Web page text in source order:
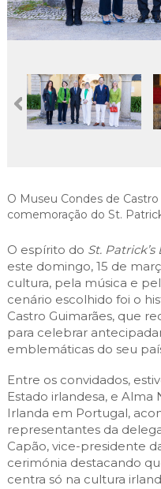
Planeamento Estratégico
Urbanismo
Cascais Próxima
Economia & Inovação
Governação
Qualidade de vida
Sociedade & Educação
Jornal C
Agenda do executivo
VIVER
ESTUDAR
TEMPOS LIVRES
INVESTIR EM CASCAIS
MAPA DO PORTAL
O Museu Condes de
comemoração do St.
O espírito do St. Patrick’s
este domingo, 15 de
cultura, pela música e
cenário escolhido foi o
Castro Guimarães, que
para celebrar
emblemáticas do seu
Entre os convidados,
Estado irlandesa, e Alma
Irlanda em Portugal,
representantes da
Capão, vice-presidente
cerimónia destacando
centra só na cultura